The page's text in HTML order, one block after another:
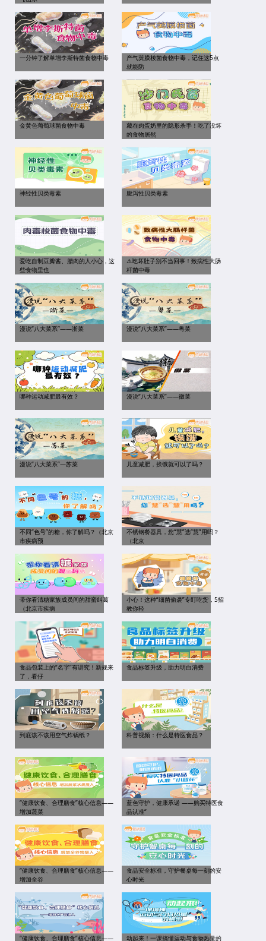
一分钟了解单增李斯特菌食物中毒
产气荚膜梭菌食物中毒，记住这5点
就能防
金黄色葡萄球菌食物中毒
藏在肉蛋奶里的隐形杀手！吃了没坏
的食物居然
神经性贝类毒素 腹泻性贝类毒素
爱吃自制豆瓣酱、腊肉的人小心，这
些食物里也
⚠️吃坏肚子别不当回事！致病性大肠
杆菌中毒
漫说“八大菜系”——浙菜 漫说“八大菜系”——粤菜
哪种运动减肥最有效？ 漫说“八大菜系”——徽菜
漫说“八大菜系”—苏菜 儿童减肥，挨饿就可以了吗？
不同“色号”的糖，你了解吗？（北京
市疾病预
不锈钢餐器具，您“慧”选“慧”用吗？
（北京
带你看清糖家族成员间的甜蜜纠葛
（北京市疾病
小心！这种“细菌偷袭”专盯吃货，5招
教你轻
食品包装上的“名字”有讲究！新规来
了，看仔
食品标签升级，助力明白消费
到底该不该用空气炸锅纸？ 科普视频：什么是特医食品？
“健康饮食、合理膳食”核心信息——
增加蔬菜
蓝色守护，健康承诺 ——购买特医食
品认准“
“健康饮食、合理膳食”核心信息——
增加全谷
食品安全标准，守护餐桌每一刻的安
心时光
“健康饮食、合理膳食”核心信息—— 动起来！一课搞懂运动与食物热量的